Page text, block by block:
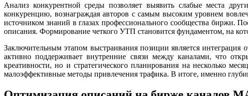
Анализ конкурентной среды позволяет выявить слабые места
конкуренцию, вознаграждая авторов с самым высоким уровнем
источником знаний в глазах профессионального сообщества биржи.
описания. Формирование четкого УТП становится фундаментом, на
Заключительным этапом выстраивания позиции является
активно поддерживает внутренние связи между каналами, что
креативности, но и стратегического планирования на несколько
малоэффективные методы привлечения трафика. В итоге, именно